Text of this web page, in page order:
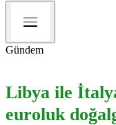
Gündem
Libya ile
euroluk